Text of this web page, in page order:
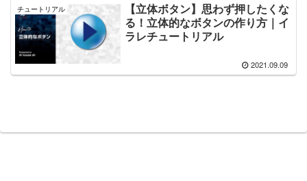
チュートリアル
【立体ボタン】思わず押したくな
る！立体的なボタンの作り方｜イ
ラレチュートリアル
2021.09.09